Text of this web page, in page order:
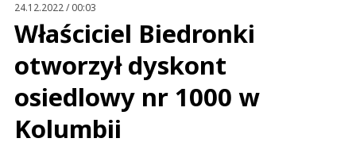
24.12.2022 / 00:03
Właściciel Biedronki
otworzył dyskont
osiedlowy nr 1000 w
Kolumbii